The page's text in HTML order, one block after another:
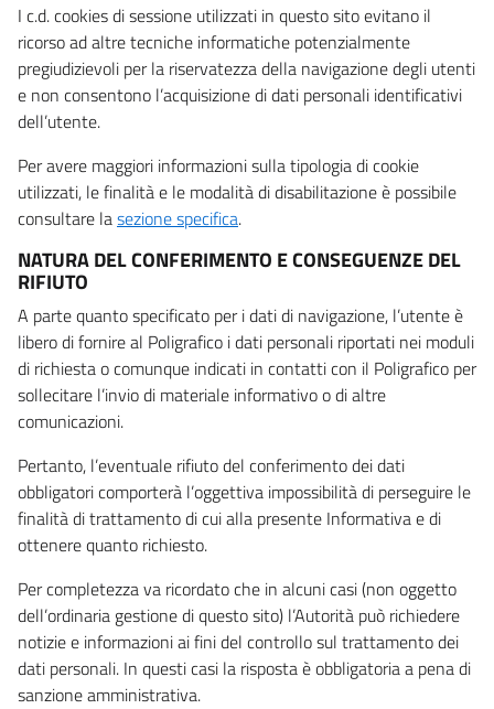
I c.d. cookies di sessione utilizzati in questo sito evitano il
ricorso ad altre tecniche informatiche potenzialmente
pregiudizievoli per la riservatezza della navigazione degli utenti
e non consentono l’acquisizione di dati personali identificativi
dell’utente.
Per avere maggiori informazioni sulla tipologia di cookie
utilizzati, le finalità e le modalità di disabilitazione è possibile
consultare lasezione specifica.
NATURA DEL CONFERIMENTO E CONSEGUENZE DEL
RIFIUTO
A parte quanto specificato per i dati di navigazione, l’utente è
libero di fornire al Poligrafico i dati personali riportati nei moduli
di richiesta o comunque indicati in contatti con il Poligrafico per
sollecitare l’invio di materiale informativo o di altre
comunicazioni.
Pertanto, l’eventuale rifiuto del conferimento dei dati
obbligatori comporterà l’oggettiva impossibilità di perseguire le
finalità di trattamento di cui alla presente Informativa e di
ottenere quanto richiesto.
Per completezza va ricordato che in alcuni casi (non oggetto
dell’ordinaria gestione di questo sito) l’Autorità può richiedere
notizie e informazioni ai fini del controllo sul trattamento dei
dati personali. In questi casi la risposta è obbligatoria a pena di
sanzione amministrativa.